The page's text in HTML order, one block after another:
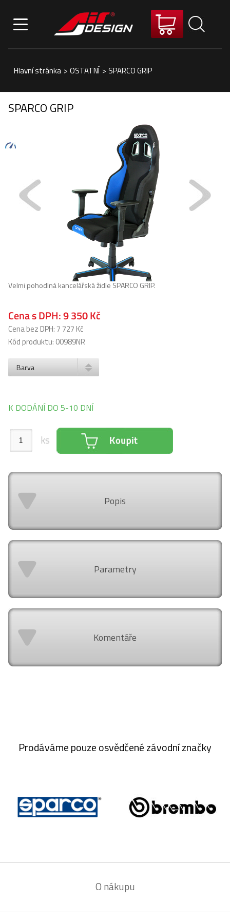
Hlavní stránka > OSTATNÍ > SPARCO GRIP
SPARCO GRIP
Velmi pohodlná kancelářská židle SPARCO GRIP.
Cena s DPH:9 350 Kč
Cena bez DPH: 7 727 Kč
Kód produktu: 00989NR
Barva
K DODÁNÍ DO 5-10 DNÍ
ks
Popis
Parametry
Komentáře
Prodáváme pouze osvědčené závodní značky
O nákupu